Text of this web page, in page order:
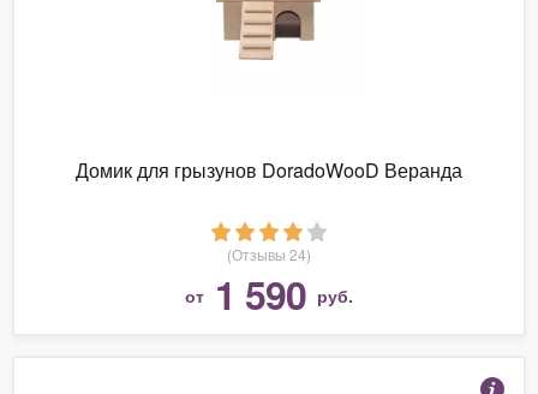
Домик для грызунов DoradoWooD Веранда
(Отзывы 24)
от 1 590 руб.